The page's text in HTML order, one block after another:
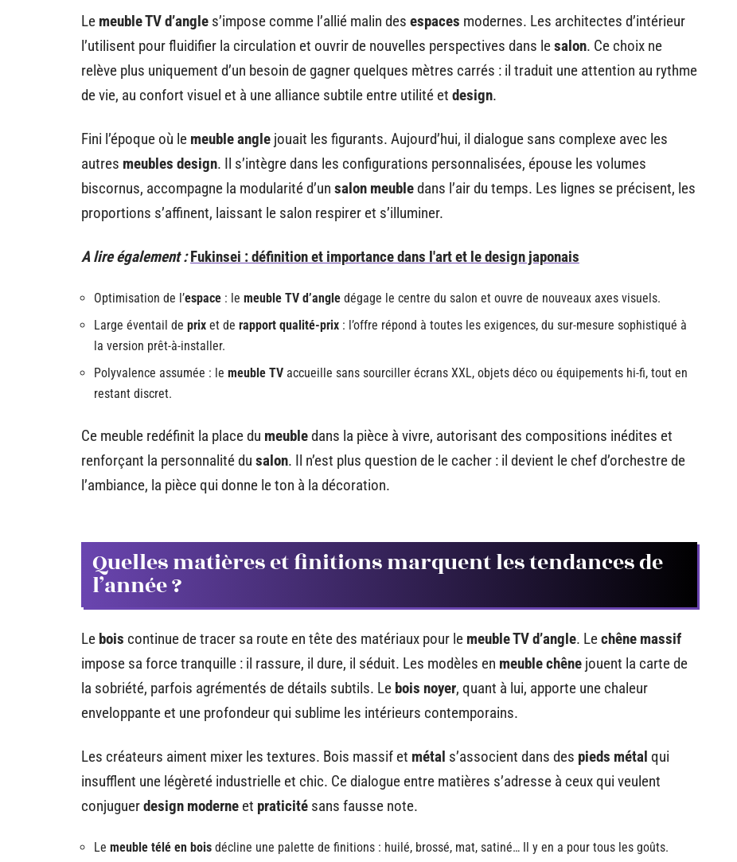
Le meuble TV d’angle s’impose comme l’allié malin des espaces modernes. Les architectes d’intérieur
l’utilisent pour fluidifier la circulation et ouvrir de nouvelles perspectives dans lesalon. Ce choix ne
relève plus uniquement d’un besoin de gagner quelques mètres carrés : il traduit une attention au rythme
de vie, au confort visuel et à une alliance subtile entre utilité et design.
Fini l’époque où le meuble angle jouait les figurants. Aujourd’hui, il dialogue sans complexe avec les
autres meubles design. Il s’intègre dans les configurations personnalisées, épouse les volumes
biscornus, accompagne la modularité d’un salon meubledans l’air du temps. Les lignes se précisent, les
proportions s’affinent, laissant le salon respirer et s’illuminer.
A lire également : Fukinsei : définition et importance dans l'art et le design japonais
Optimisation de l’espace : le meuble TV d’angle dégage le centre du salon et ouvre de nouveaux axes visuels.
Large éventail de prix et de rapport qualité-prix : l’offre répond à toutes les exigences, du sur-mesure sophistiqué à
la version prêt-à-installer.
Polyvalence assumée : le meuble TV accueille sans sourciller écrans XXL, objets déco ou équipements hi-fi, tout en
restant discret.
Ce meuble redéfinit la place du meubledans la pièce à vivre, autorisant des compositions inédites et
renforçant la personnalité du salon. Il n’est plus question de le cacher : il devient le chef d’orchestre de
l’ambiance, la pièce qui donne le ton à la décoration.
Quelles matières et finitions marquent les tendances de
l’année ?
Le bois continue de tracer sa route en tête des matériaux pour le meuble TV d’angle. Lechêne massif
impose sa force tranquille : il rassure, il dure, il séduit. Les modèles en meuble chêne jouent la carte de
la sobriété, parfois agrémentés de détails subtils. Le bois noyer, quant à lui, apporte une chaleur
enveloppante et une profondeur qui sublime les intérieurs contemporains.
Les créateurs aiment mixer les textures. Bois massif et métal s’associent dans des pieds métal qui
insufflent une légèreté industrielle et chic. Ce dialogue entre matières s’adresse à ceux qui veulent
conjuguerdesign moderne et praticité sans fausse note.
Le meuble télé en bois décline une palette de finitions : huilé, brossé, mat, satiné… Il y en a pour tous les goûts.